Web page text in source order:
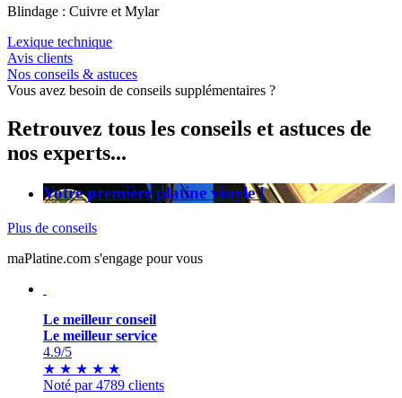
Blindage : Cuivre et Mylar
Lexique technique
Avis clients
Nos conseils & astuces
Vous avez besoin de conseils supplémentaires ?
Retrouvez tous les conseils et astuces de
nos experts...
Votre première platine vinyle !
Plus de conseils
maPlatine.com s'engage pour vous
Le meilleur conseil
Le meilleur service
4.9/5
★ ★ ★ ★ ★
Noté par 4789 clients